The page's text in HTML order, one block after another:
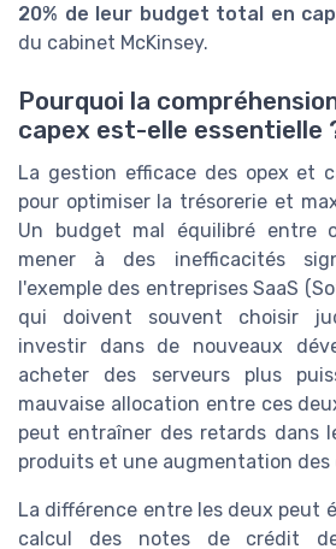
20% de leur budget total en
du cabinet McKinsey.
Pourquoi la
capex est-elle essentielle
La gestion efficace des opex et
pour optimiser la trésorerie et
Un budget mal équilibré entre
mener à des inefficacités
l'exemple des entreprises SaaS
qui doivent souvent choisir
investir dans de nouveaux
acheter des serveurs plus
mauvaise allocation entre ces
peut entraîner des retards dans
produits et une augmentation
La différence entre les deux peut
calcul des notes de crédit